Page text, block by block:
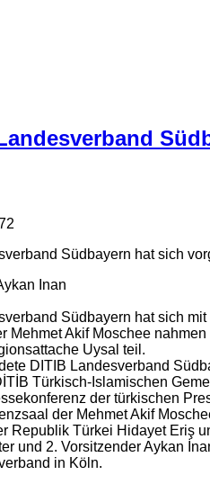
Südbayern hat sich
Inan
Südbayern hat sich
Mehmet Akif Moschee
Uysal teil.
DITIB Landesverband
Türkisch-Islamischen
der türkischen
der Mehmet Akif
Republik Türkei Hidayet Eriş
und 2. Vorsitzender Aykan
in Köln.